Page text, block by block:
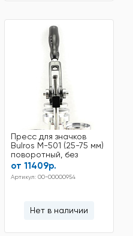
Пресс для значков
Bulros M-501 (25-75 мм)
поворотный, без
инструмента
от 11409р.
Артикул: 00-00000954
Нет в наличии